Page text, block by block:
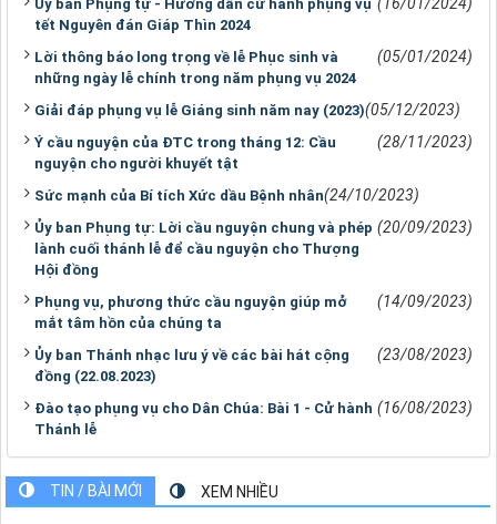
Ủy ban Phụng tự - Hướng dẫn cử hành phụng vụ
tết Nguyên đán Giáp Thìn 2024
Lời thông báo long trọng về lễ Phục sinh và
những ngày lễ chính trong năm phụng vụ 2024
(05/01/2024)
Giải đáp phụng vụ lễ Giáng sinh năm nay (2023)(05/12/2023)
Ý cầu nguyện của ĐTC trong tháng 12: Cầu
nguyện cho người khuyết tật
(28/11/2023)
Sức mạnh của Bí tích Xức dầu Bệnh nhân(24/10/2023)
Ủy ban Phụng tự: Lời cầu nguyện chung và phép
lành cuối thánh lễ để cầu nguyện cho Thượng
Hội đồng
(20/09/2023)
Phụng vụ, phương thức cầu nguyện giúp mở
mắt tâm hồn của chúng ta
(14/09/2023)
Ủy ban Thánh nhạc lưu ý về các bài hát cộng
đồng (22.08.2023)
(23/08/2023)
Đào tạo phụng vụ cho Dân Chúa: Bài 1 - Cử hành
Thánh lễ
(16/08/2023)
TIN / BÀI MỚI XEM NHIỀU